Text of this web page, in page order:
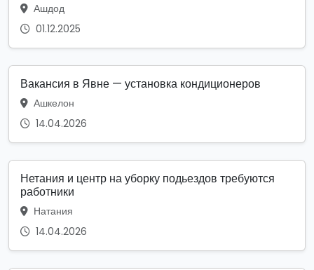
Ашдод
01.12.2025
Вакансия в Явне — установка кондиционеров
Ашкелон
14.04.2026
Нетания и центр на уборку подьездов требуются
работники
Натания
14.04.2026